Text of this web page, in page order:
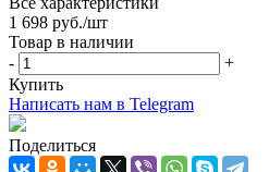
1 698 руб./шт
Товар в наличии
-
+
Купить
Написать нам в Telegram
Поделиться